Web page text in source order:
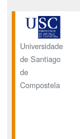
Universidade
de Santiago
de
Compostela